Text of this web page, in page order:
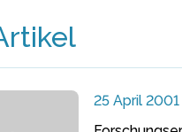
25 April 2001